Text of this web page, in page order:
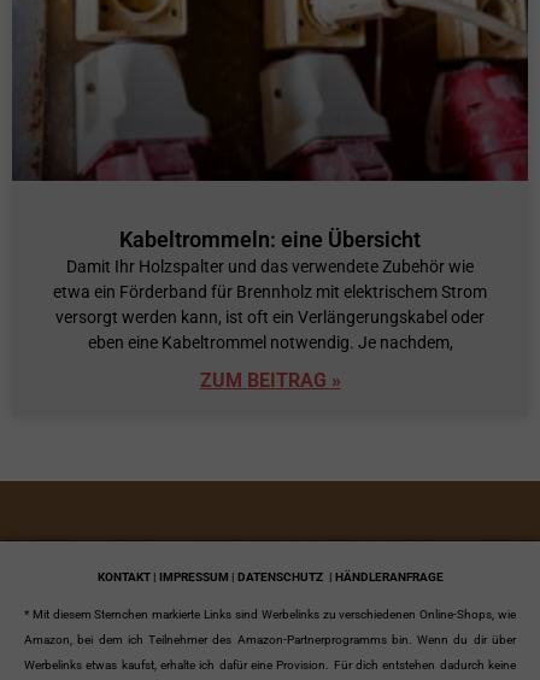
Kabeltrommeln: eine Übersicht
Damit Ihr Holzspalter und das verwendete Zubehör wie
etwa ein Förderband für Brennholz mit elektrischem Strom
versorgt werden kann, ist oft ein Verlängerungskabel oder
eben eine Kabeltrommel notwendig. Je nachdem,
ZUM BEITRAG »
KONTAKT | IMPRESSUM | DATENSCHUTZ | HÄNDLERANFRAGE
* Mit diesem Sternchen markierte Links sind Werbelinks zu verschiedenen Online-Shops, wie
Amazon, bei dem ich Teilnehmer des Amazon-Partnerprogramms bin. Wenn du dir über
Werbelinks etwas kaufst, erhalte ich dafür eine Provision. Für dich entstehen dadurch keine